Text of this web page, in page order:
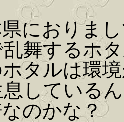
におりま
舞するホ
タルは環
している
のかな？